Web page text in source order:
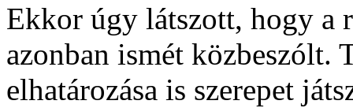
Ekkor úgy látszott, hogy a
azonban ismét közbeszólt.
elhatározása is szerepet